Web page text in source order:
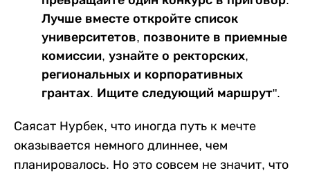
Лучше вместе откройте список
университетов, позвоните в приемные
комиссии, узнайте о ректорских,
региональных и корпоративных
грантах. Ищите следующий маршрут".
Саясат Нурбек, что иногда путь к мечте
оказывается немного длиннее, чем
планировалось. Но это совсем не значит, что